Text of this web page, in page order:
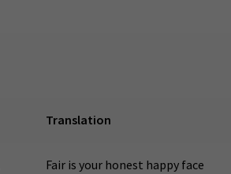
Translation
Fair is your honest happy face